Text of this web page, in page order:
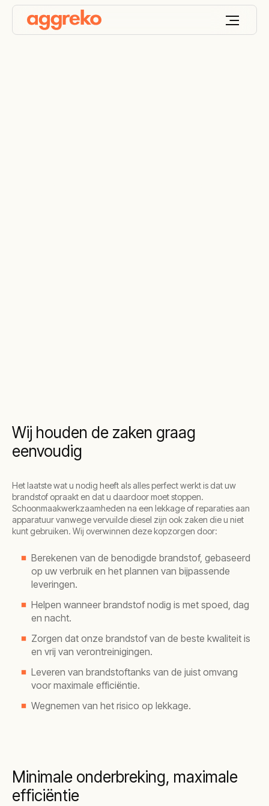
Wij houden de zaken graag
eenvoudig
Het laatste wat u nodig heeft als alles perfect werkt is dat uw
brandstof opraakt en dat u daardoor moet stoppen.
Schoonmaakwerkzaamheden na een lekkage of reparaties aan
apparatuur vanwege vervuilde diesel zijn ook zaken die u niet
kunt gebruiken. Wij overwinnen deze kopzorgen door:
Berekenen van de benodigde brandstof, gebaseerd
op uw verbruik en het plannen van bijpassende
leveringen.
Helpen wanneer brandstof nodig is met spoed, dag
en nacht.
Zorgen dat onze brandstof van de beste kwaliteit is
en vrij van verontreinigingen.
Leveren van brandstoftanks van de juist omvang
voor maximale efficiëntie.
Wegnemen van het risico op lekkage.
Minimale onderbreking, maximale
efficiëntie